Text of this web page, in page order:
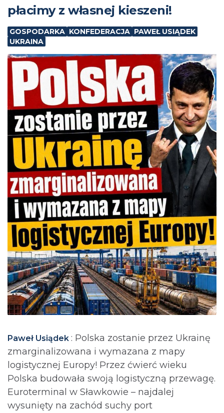
płacimy z własnej kieszeni!
GOSPODARKA KONFEDERACJA PAWEŁ USIĄDEK
UKRAINA
Paweł Usiądek : Polska zostanie przez Ukrainę
zmarginalizowana i wymazana z mapy
logistycznej Europy! Przez ćwierć wieku
Polska budowała swoją logistyczną przewagę.
Euroterminal w Sławkowie – najdalej
wysunięty na zachód suchy port